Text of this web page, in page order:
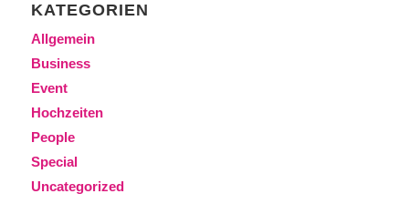
KATEGORIEN
Allgemein
Business
Event
Hochzeiten
People
Special
Uncategorized